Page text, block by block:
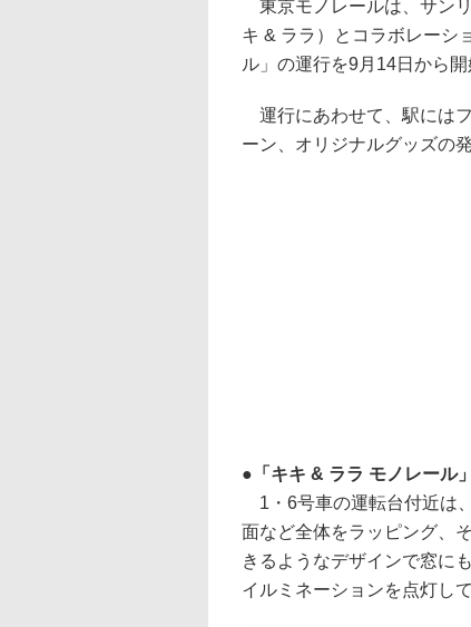
東京モノレールは、サン
キ & ララ）とコラボレーシ
ル」の運行を9月14日から開
運行にあわせて、駅には
ーン、オリジナルグッズの
「キキ & ララ モノレール
1・6号車の運転台付近は
面など全体をラッピング、
きるようなデザインで窓に
イルミネーションを点灯し